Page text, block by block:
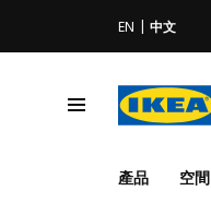
EN 中文
產品 空間